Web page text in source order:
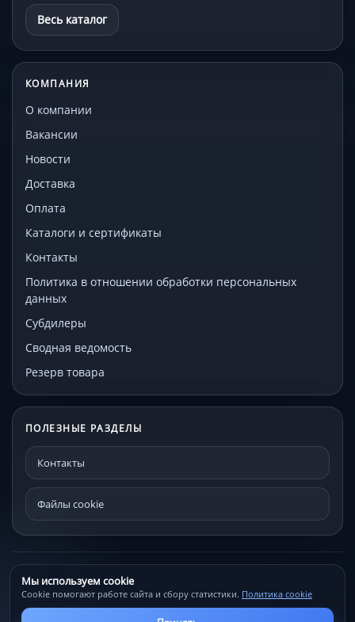
Мы используем cookie
Cookie помогают работе сайта и сбору статистики. Политика cookie
Весь каталог
КОМПАНИЯ
О компании
Вакансии
Новости
Доставка
Оплата
Каталоги и сертификаты
Контакты
Политика в отношении обработки персональных
данных
Субдилеры
Сводная ведомость
Резерв товара
ПОЛЕЗНЫЕ РАЗДЕЛЫ
Контакты
Файлы cookie
© МЕКО - мебельная фурнитура и комплектующие 192241, Санкт-
Петербург, Проспект Александровской фермы, д. 29С
Контакты